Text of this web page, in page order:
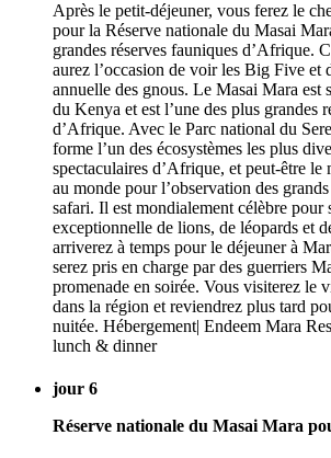
Après le petit-déjeuner, vous ferez le
pour la Réserve nationale du Masai
grandes réserves fauniques d’Afrique.
aurez l’occasion de voir les Big Five et
annuelle des gnous. Le Masai Mara est
du Kenya et est l’une des plus grandes
d’Afrique. Avec le Parc national du
forme l’un des écosystèmes les plus
spectaculaires d’Afrique, et peut-être le
au monde pour l’observation des
safari. Il est mondialement célèbre pour
exceptionnelle de lions, de léopards et
arriverez à temps pour le déjeuner à
serez pris en charge par des guerriers
promenade en soirée. Vous visiterez le
dans la région et reviendrez plus tard
nuitée. Hébergement| Endeem Mara
lunch & dinner
jour 6
Réserve nationale du Masai Mara